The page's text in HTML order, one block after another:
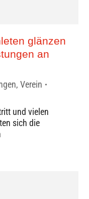
glänzen
an
, Verein
und vielen
sich die